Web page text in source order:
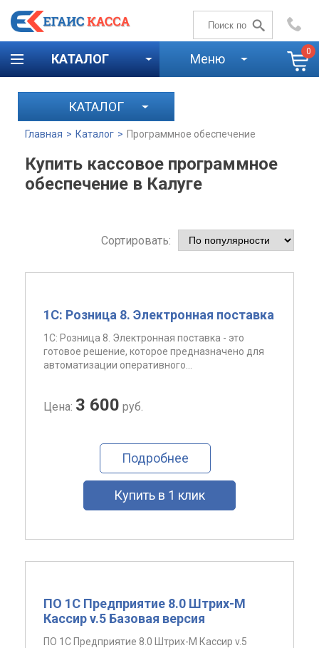
+7 (4842)59-58-00
КАТАЛОГ Меню 0
КАТАЛОГ
Главная > Каталог > Программное обеспечение
Купить кассовое программное
обеспечение в Калуге
Сортировать:
1С: Розница 8. Электронная поставка
1С: Розница 8. Электронная поставка - это
готовое решение, которое предназначено для
автоматизации оперативного...
Цена: 3 600 руб.
Подробнее
Купить в 1 клик
ПО 1С Предприятие 8.0 Штрих-М
Кассир v.5 Базовая версия
ПО 1С Предприятие 8.0 Штрих-М Кассир v.5